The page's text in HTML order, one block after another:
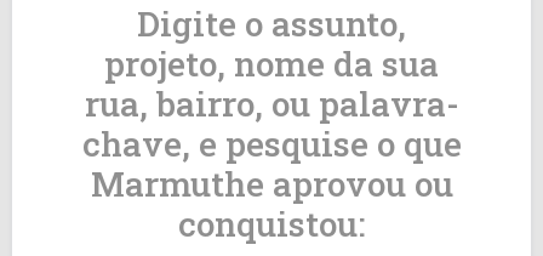
Digite o assunto,
projeto, nome da sua
rua, bairro, ou palavra-
chave, e pesquise o que
Marmuthe aprovou ou
conquistou: